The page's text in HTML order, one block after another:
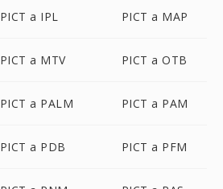
PICT a IPL PICT a MAP
PICT a MTV PICT a OTB
PICT a PALM PICT a PAM
PICT a PDB PICT a PFM